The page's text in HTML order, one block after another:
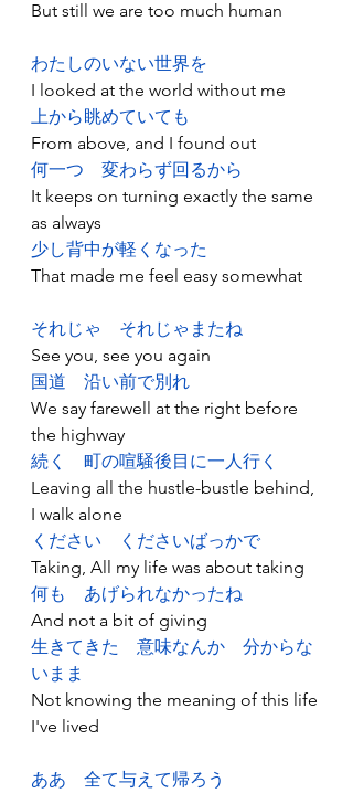
But still we are too much human
わたしのいない世界を
I looked at the world without me
上から眺めていても
From above, and I found out
何一つ
変わらず回るから
It keeps on turning exactly the same
as always
少し背中が軽くなった
That made me feel easy somewhat
それじゃ
それじゃまたね
See you, see you again
国道
沿い前で別れ
We say farewell at the right before
the highway
続く
町の喧騒後目に一人行く
Leaving all the hustle-bustle behind,
I walk alone
ください
くださいばっかで
Taking, All my life was about taking
何も
あげられなかったね
And not a bit of giving
生きてきた
意味なんか
分からな
いまま
Not knowing the meaning of this life
I've lived
ああ
全て与えて帰ろう